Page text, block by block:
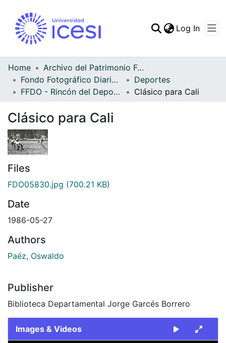
Statistics
Log In
Home
Archivo del Patrimonio Fotográfico y Fílmico del Valle del Cauca
Fondo Fotográfico Diario Occidente
Deportes
FFDO - Rincón del Deportivo Cali - Patrimonial
Clásico para Cali
Clásico para Cali
Files
FDO05830.jpg (700.21 KB)
Date
1986-05-27
Authors
Paéz, Oswaldo
Publisher
Biblioteca Departamental Jorge Garcés Borrero
Images & Videos